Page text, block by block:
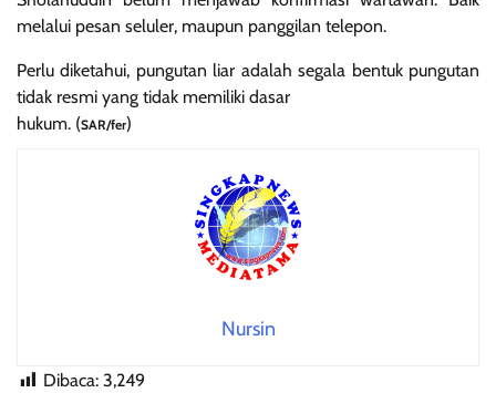
melalui pesan seluler, maupun panggilan telepon.
Perlu diketahui, pungutan liar adalah segala bentuk pungutan
tidak resmi yang tidak memiliki dasar
hukum. (SAR/fer)
Nursin
Dibaca: 3,249